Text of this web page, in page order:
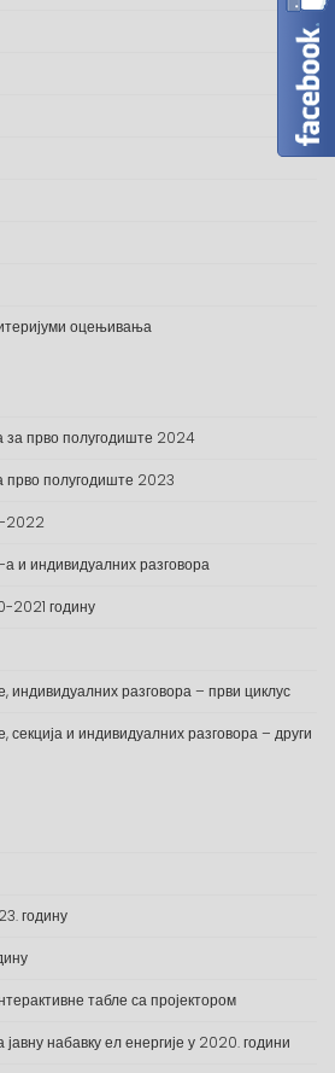
оцењивања
за прво полугодиште 2024
прво полугодиште 2023
2022
и индивидуалних разговора
2021 годину
индивидуалних разговора – први циклус
секција и индивидуалних разговора – други
годину
табле са пројектором
набавку ел енергије у 2020. години